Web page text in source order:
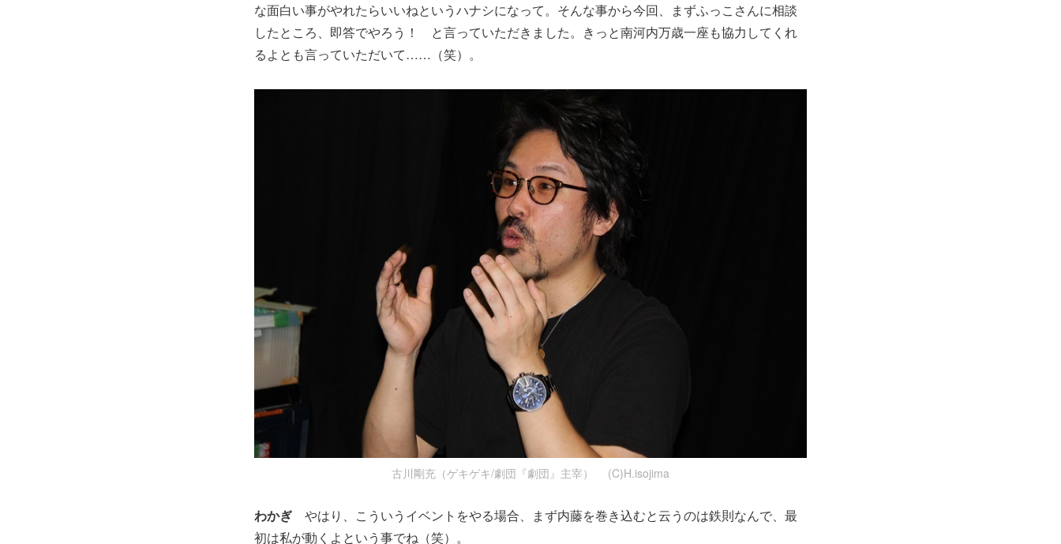
な面白い事がやれたらいいねというハナシになって。そんな事から今回、まずふっこさんに相談
したところ、即答でやろう！ と言っていただきました。きっと南河内万歳一座も協力してくれ
るよとも言っていただいて……（笑）。
古川剛充（ゲキゲキ/劇団『劇団』主宰） (C)H.isojima
わかぎ やはり、こういうイベントをやる場合、まず内藤を巻き込むと云うのは鉄則なんで、最
初は私が動くよという事でね（笑）。